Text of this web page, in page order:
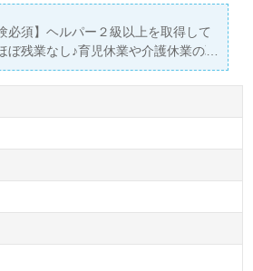
必須】ヘルパー２級以上を取得して
ぼ残業なし♪育児休業や介護休業の取
、将来を見据えながら働けます◎
く、便利な立地です◎
ける環境♪
療/福祉業界の正社員/パート求人探
】＊求人情報収集、将来的に検討の
などご希望に応じてお問い合わせ/ご
談、求人紹介、年収交渉など完全無
ロと一緒に転職活動！お問い合わ